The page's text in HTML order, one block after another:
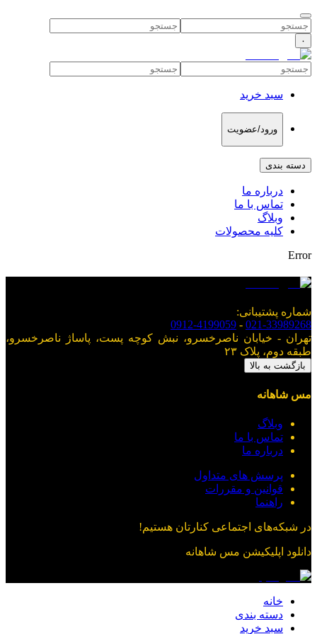
۰
سبد خرید
ورود/عضویت
دسته بندی
درباره ما
تماس با ما
وبلاگ
کلیه محصولات
Error
شماره پشتیبانی:
021-33989268
-
0912-4199059
تهران - خیابان ناصرخسرو، نبش کوچه پست، پاساژ ناصرخسرو،
طبقه دوم، پلاک ۲۳
بازگشت به بالا
مس شاهانه
وبلاگ
تماس با ما
درباره ما
پرسش های متداول
قوانین و مقررات
راهنما
در شبکه‌های اجتماعی کنارتان هستیم!
دانلود اپلیکیشن مس شاهانه
خانه
دسته بندی
سبد خرید